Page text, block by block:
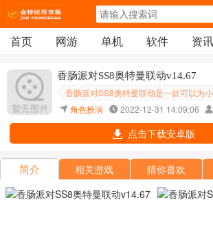
首页 网游 单机 软件 资讯
香肠派对SS8奥特曼联动v14.67
香肠派对SS8奥特曼联动是一款可以为
射击类游戏哦，在这款游戏中虽然是卡
为我们带来刺激感受哦，在这款游戏中
己的武器来将自己的敌人全部都消
角色扮演 2022-12-31 14:09:06
点击下载安卓版
简介 相关游戏 猜你喜欢